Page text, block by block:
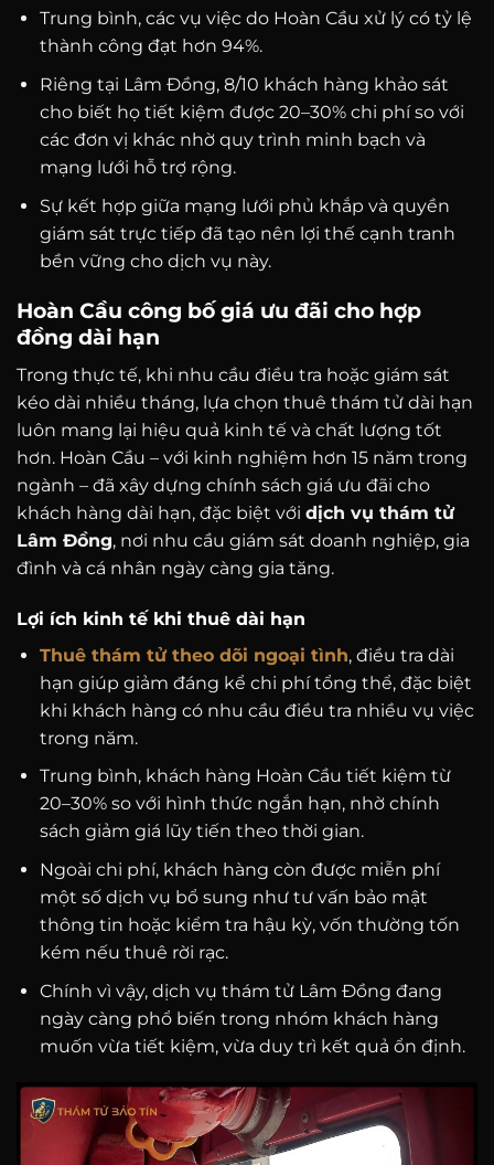
Trung bình, các vụ việc do Hoàn Cầu xử lý có tỷ lệ
thành công đạt hơn 94%.
Riêng tại Lâm Đồng, 8/10 khách hàng khảo sát
cho biết họ tiết kiệm được 20–30% chi phí so với
các đơn vị khác nhờ quy trình minh bạch và
mạng lưới hỗ trợ rộng.
Sự kết hợp giữa mạng lưới phủ khắp và quyền
giám sát trực tiếp đã tạo nên lợi thế cạnh tranh
bền vững cho dịch vụ này.
Hoàn Cầu công bố giá ưu đãi cho hợp
đồng dài hạn
Trong thực tế, khi nhu cầu điều tra hoặc giám sát
kéo dài nhiều tháng, lựa chọn thuê thám tử dài hạn
luôn mang lại hiệu quả kinh tế và chất lượng tốt
hơn. Hoàn Cầu – với kinh nghiệm hơn 15 năm trong
ngành – đã xây dựng chính sách giá ưu đãi cho
khách hàng dài hạn, đặc biệt với dịch vụ thám tử
Lâm Đồng, nơi nhu cầu giám sát doanh nghiệp, gia
đình và cá nhân ngày càng gia tăng.
Lợi ích kinh tế khi thuê dài hạn
Thuê thám tử theo dõi ngoại tình, điều tra dài
hạn giúp giảm đáng kể chi phí tổng thể, đặc biệt
khi khách hàng có nhu cầu điều tra nhiều vụ việc
trong năm.
Trung bình, khách hàng Hoàn Cầu tiết kiệm từ
20–30% so với hình thức ngắn hạn, nhờ chính
sách giảm giá lũy tiến theo thời gian.
Ngoài chi phí, khách hàng còn được miễn phí
một số dịch vụ bổ sung như tư vấn bảo mật
thông tin hoặc kiểm tra hậu kỳ, vốn thường tốn
kém nếu thuê rời rạc.
Chính vì vậy, dịch vụ thám tử Lâm Đồng đang
ngày càng phổ biến trong nhóm khách hàng
muốn vừa tiết kiệm, vừa duy trì kết quả ổn định.